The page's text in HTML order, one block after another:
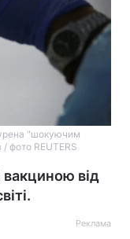
"шокуючим
/ фото REUTERS
вакциною від
Реклама